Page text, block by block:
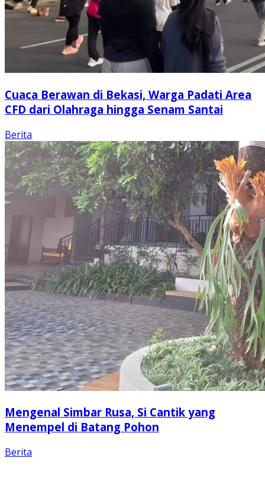
Cuaca Berawan di Bekasi, Warga Padati Area
CFD dari Olahraga hingga Senam Santai
Berita
Mengenal Simbar Rusa, Si Cantik yang
Menempel di Batang Pohon
Berita